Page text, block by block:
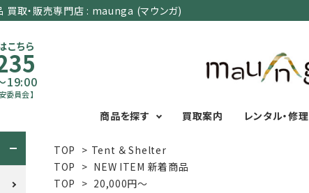
買取・販売専門店 : maunga (マウンガ)
こちら
19:00
委員会】
商品を探す 買取案内 レンタル・修理
TOP > Tent ＆ Shelter
TOP > NEW ITEM 新着商品
TOP > 20,000円～